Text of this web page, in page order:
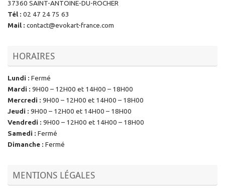
37360 SAINT-ANTOINE-DU-ROCHER
Tél : 02 47 24 75 63
Mail : contact@evokart-france.com
HORAIRES
Lundi : Fermé
Mardi : 9H00 – 12H00 et 14H00 – 18H00
Mercredi : 9H00 – 12H00 et 14H00 – 18H00
Jeudi : 9H00 – 12H00 et 14H00 – 18H00
Vendredi : 9H00 – 12H00 et 14H00 – 18H00
Samedi : Fermé
Dimanche : Fermé
MENTIONS LÉGALES